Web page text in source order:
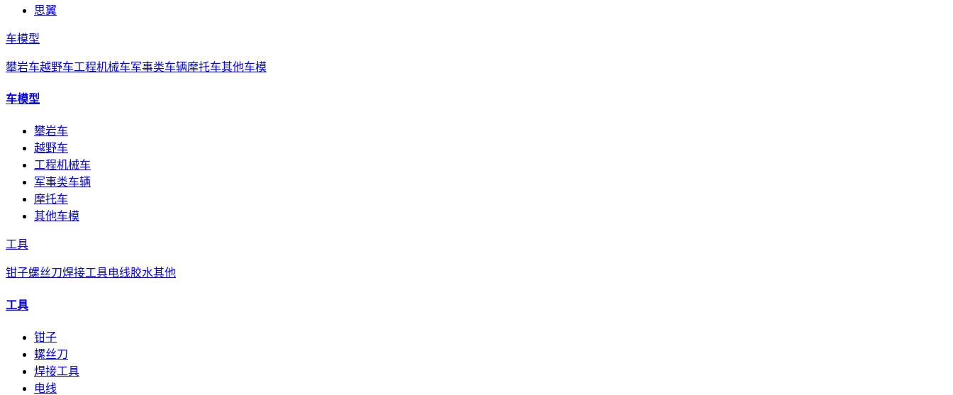
思翼
车模型
攀岩车越野车工程机械车军事类车辆摩托车其他车模
车模型
攀岩车
越野车
工程机械车
军事类车辆
摩托车
其他车模
工具
钳子螺丝刀焊接工具电线胶水其他
工具
钳子
螺丝刀
焊接工具
电线